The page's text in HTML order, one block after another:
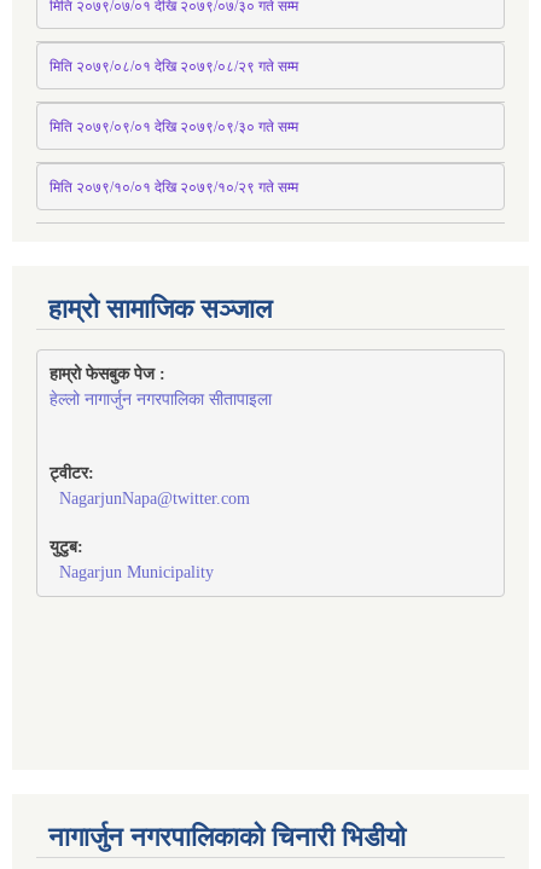
मिति २०७९/०७/०१ देखि २०७९/०७/३० गते सम्म
मिति २०७९/०८/०१ देखि २०७९/०८/२९ गते सम्म
मिति २०७९/०९/०१ देखि २०७९/०९/३० गते सम्म
मिति २०७९/१०/०१ देखि २०७९/१०/२९ गते सम्म
हाम्रो सामाजिक सञ्जाल
हाम्रो फेसबुक पेज :
हेल्लो नागार्जुन नगरपालिका सीतापाइला
ट्वीटर:
NagarjunNapa@twitter.com
युटुब:
Nagarjun Municipality
नागार्जुन नगरपालिकाको चिनारी भिडीयो